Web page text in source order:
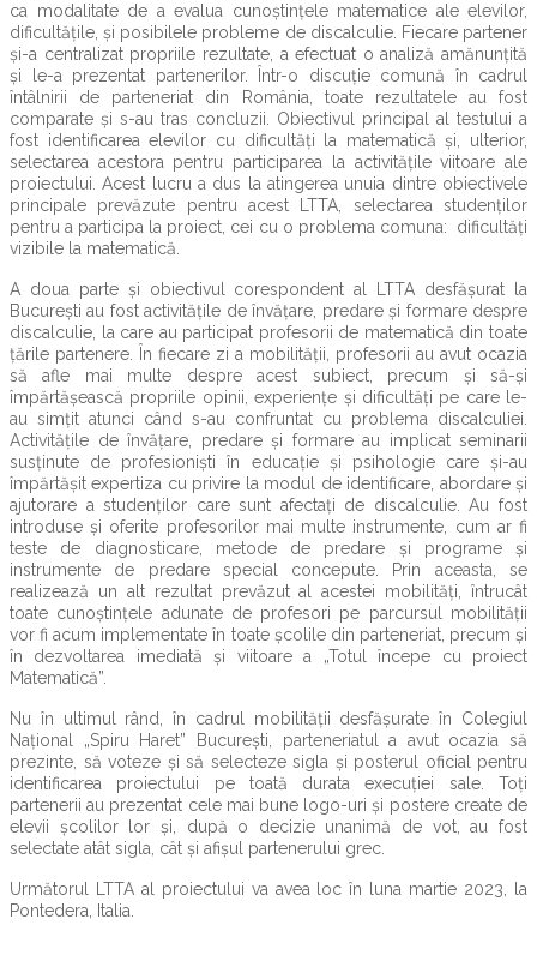
ca modalitate de a evalua cunoștințele matematice ale elevilor,
dificultățile, și posibilele probleme de discalculie. Fiecare partener
și-a centralizat propriile rezultate, a efectuat o analiză amănunțită
și le-a prezentat partenerilor. Într-o discuție comună în cadrul
întâlnirii de parteneriat din România, toate rezultatele au fost
comparate și s-au tras concluzii. Obiectivul principal al testului a
fost identificarea elevilor cu dificultăți la matematică și, ulterior,
selectarea acestora pentru participarea la activitățile viitoare ale
proiectului. Acest lucru a dus la atingerea unuia dintre obiectivele
principale prevăzute pentru acest LTTA, selectarea studenților
pentru a participa la proiect, cei cu o problema comuna: dificultăți
vizibile la matematică.
A doua parte și obiectivul corespondent al LTTA desfășurat la
București au fost activitățile de învățare, predare și formare despre
discalculie, la care au participat profesorii de matematică din toate
țările partenere. În fiecare zi a mobilității, profesorii au avut ocazia
să afle mai multe despre acest subiect, precum și să-și
împărtășească propriile opinii, experiențe și dificultăți pe care le-
au simțit atunci când s-au confruntat cu problema discalculiei.
Activitățile de învățare, predare și formare au implicat seminarii
susținute de profesioniști în educație și psihologie care și-au
împărtășit expertiza cu privire la modul de identificare, abordare și
ajutorare a studenților care sunt afectați de discalculie. Au fost
introduse și oferite profesorilor mai multe instrumente, cum ar fi
teste de diagnosticare, metode de predare și programe și
instrumente de predare special concepute. Prin aceasta, se
realizează un alt rezultat prevăzut al acestei mobilități, întrucât
toate cunoștințele adunate de profesori pe parcursul mobilității
vor fi acum implementate în toate școlile din parteneriat, precum și
în dezvoltarea imediată și viitoare a „Totul începe cu proiect
Matematică”.
Nu în ultimul rând, în cadrul mobilității desfășurate în Colegiul
Național „Spiru Haret” București, parteneriatul a avut ocazia să
prezinte, să voteze și să selecteze sigla și posterul oficial pentru
identificarea proiectului pe toată durata execuției sale. Toți
partenerii au prezentat cele mai bune logo-uri și postere create de
elevii școlilor lor și, după o decizie unanimă de vot, au fost
selectate atât sigla, cât și afișul partenerului grec.
Următorul LTTA al proiectului va avea loc în luna martie 2023, la
Pontedera, Italia.